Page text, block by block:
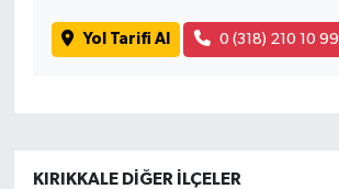
Yol Tarifi Al 0 (318) 210 10 99
KIRIKKALE DIĞER İLÇELER